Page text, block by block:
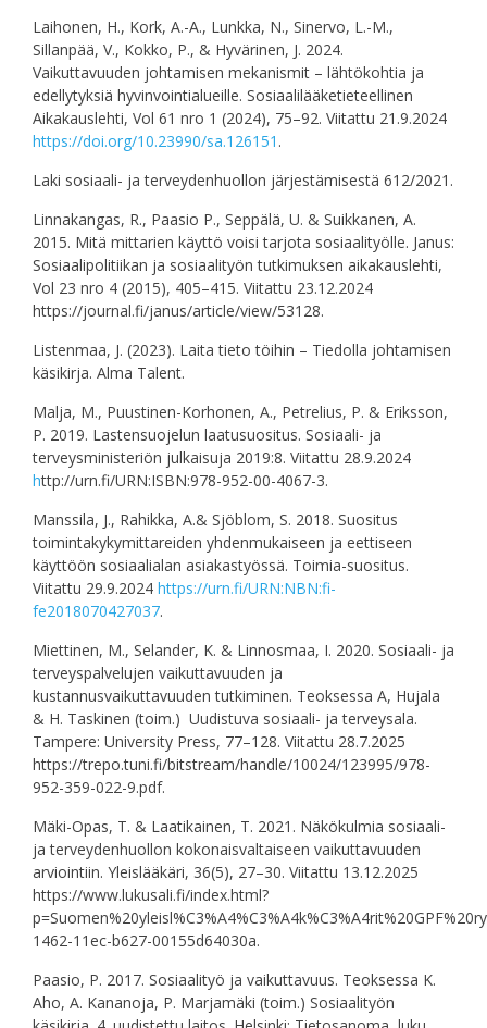
Laihonen, H., Kork, A.-A., Lunkka, N., Sinervo, L.-M.,
Sillanpää, V., Kokko, P., & Hyvärinen, J. 2024.
Vaikuttavuuden johtamisen mekanismit – lähtökohtia ja
edellytyksiä hyvinvointialueille. Sosiaalilääketieteellinen
Aikakauslehti, Vol 61 nro 1 (2024), 75–92. Viitattu 21.9.2024
https://doi.org/10.23990/sa.126151 .
Laki sosiaali- ja terveydenhuollon järjestämisestä 612/2021.
Linnakangas, R., Paasio P., Seppälä, U. & Suikkanen, A.
2015. Mitä mittarien käyttö voisi tarjota sosiaalityölle. Janus:
Sosiaalipolitiikan ja sosiaalityön tutkimuksen aikakauslehti,
Vol 23 nro 4 (2015), 405–415. Viitattu 23.12.2024
https://journal.fi/janus/article/view/53128.
Listenmaa, J. (2023). Laita tieto töihin – Tiedolla johtamisen
käsikirja. Alma Talent.
Malja, M., Puustinen-Korhonen, A., Petrelius, P. & Eriksson,
P. 2019. Lastensuojelun laatusuositus. Sosiaali- ja
terveysministeriön julkaisuja 2019:8. Viitattu 28.9.2024
http://urn.fi/URN:ISBN:978-952-00-4067-3.
Manssila, J., Rahikka, A.& Sjöblom, S. 2018. Suositus
toimintakykymittareiden yhdenmukaiseen ja eettiseen
käyttöön sosiaalialan asiakastyössä. Toimia-suositus.
Viitattu 29.9.2024 https://urn.fi/URN:NBN:fi-
fe2018070427037.
Miettinen, M., Selander, K. & Linnosmaa, I. 2020. Sosiaali- ja
terveyspalvelujen vaikuttavuuden ja
kustannusvaikuttavuuden tutkiminen. Teoksessa A, Hujala
& H. Taskinen (toim.) Uudistuva sosiaali- ja terveysala.
Tampere: University Press, 77–128. Viitattu 28.7.2025
https://trepo.tuni.fi/bitstream/handle/10024/123995/978-
952-359-022-9.pdf.
Mäki-Opas, T. & Laatikainen, T. 2021. Näkökulmia sosiaali-
ja terveydenhuollon kokonaisvaltaiseen vaikuttavuuden
arviointiin. Yleislääkäri, 36(5), 27–30. Viitattu 13.12.2025
https://www.lukusali.fi/index.html?
1462-11ec-b627-00155d64030a.
Paasio, P. 2017. Sosiaalityö ja vaikuttavuus. Teoksessa K.
Aho, A. Kananoja, P. Marjamäki (toim.) Sosiaalityön